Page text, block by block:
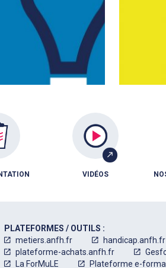
VIDÉOS
PLATEFORMES / OUTILS :
metiers.anfh.fr
handicap.anfh.fr
plateforme-achats.anfh.fr
La ForMuLE
Plateforme e-